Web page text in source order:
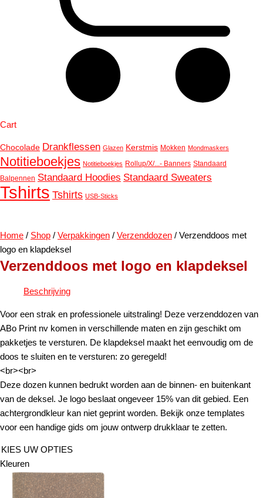
Cart
Chocolade Drankflessen Glazen Kerstmis Mokken Mondmaskers
Notitieboekjes Notitieboekjes Rollup/X/...- Banners Standaard
Balpennen Standaard Hoodies Standaard Sweaters
Tshirts Tshirts USB-Sticks
Home / Shop / Verpakkingen / Verzenddozen / Verzenddoos met
logo en klapdeksel
Verzenddoos met logo en klapdeksel
Beschrijving
Voor een strak en professionele uitstraling! Deze verzenddozen van
ABo Print nv komen in verschillende maten en zijn geschikt om
pakketjes te versturen. De klapdeksel maakt het eenvoudig om de
doos te sluiten en te versturen: zo geregeld!
<br><br>
Deze dozen kunnen bedrukt worden aan de binnen- en buitenkant
van de deksel. Je logo beslaat ongeveer 15% van dit gebied. Een
achtergrondkleur kan niet geprint worden. Bekijk onze templates
voor een handige gids om jouw ontwerp drukklaar te zetten.
KIES UW OPTIES
Kleuren